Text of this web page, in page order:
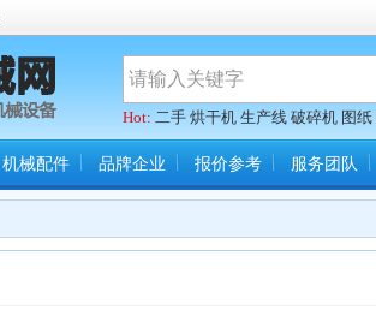
Hot: 二手 烘干机 生产线 破碎机 图纸
机械配件 品牌企业 报价参考 服务团队